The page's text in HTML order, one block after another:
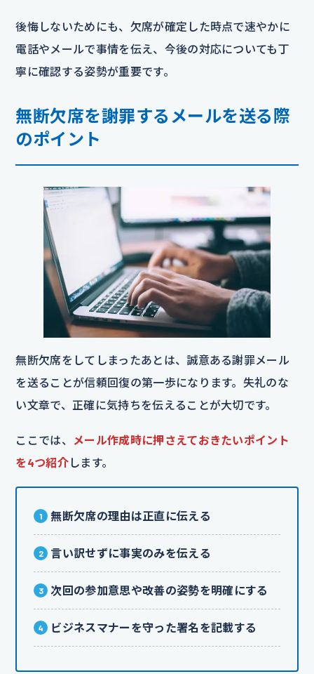
後悔しないためにも、欠席が確定した時点で速やかに
電話やメールで事情を伝え、今後の対応についても丁
寧に確認する姿勢が重要です。
無断欠席を謝罪するメールを送る際
のポイント
無断欠席をしてしまったあとは、誠意ある謝罪メール
を送ることが信頼回復の第一歩になります。失礼のな
い文章で、正確に気持ちを伝えることが大切です。
ここでは、
メール作成時に押さえておきたいポイント
を4つ紹介 します。
無断欠席の理由は正直に伝える
言い訳せずに事実のみを伝える
次回の参加意思や改善の姿勢を明確にする
ビジネスマナーを守った署名を記載する